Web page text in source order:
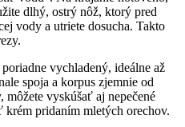
dlhý, ostrý nôž, ktorý pred
vody a utriete dosucha. Takto
vychladený, ideálne až
spoja a korpus zjemnie od
môžete vyskúšať aj nepečené
pridaním mletých orechov.